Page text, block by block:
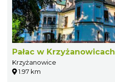
Pałac w Krzyżanowicach
Krzyżanowice
1.97 km